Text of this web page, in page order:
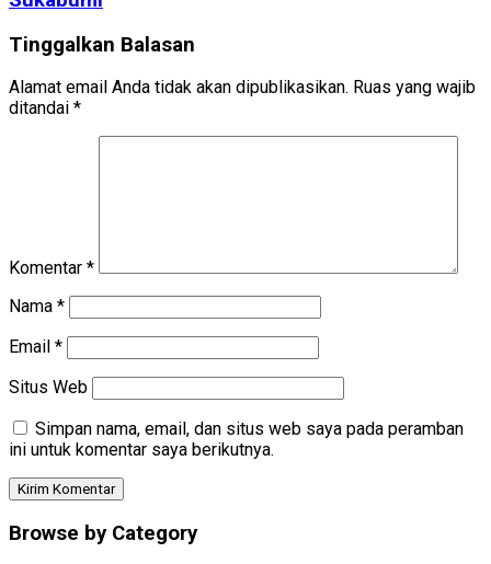
Tinggalkan Balasan
Alamat email Anda tidak akan dipublikasikan. Ruas yang wajib
ditandai *
Komentar *
Nama *
Email *
Situs Web
Simpan nama, email, dan situs web saya pada peramban
ini untuk komentar saya berikutnya.
Browse by Category